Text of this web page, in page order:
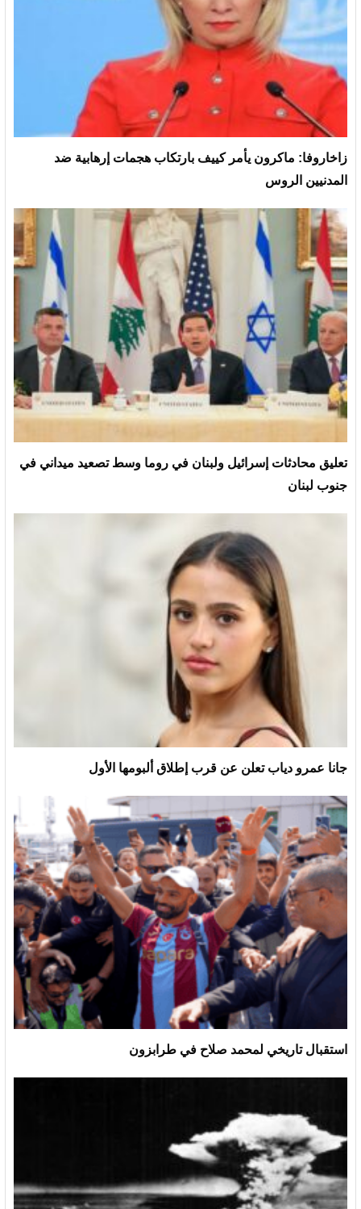
زاخاروفا: ماكرون يأمر كييف بارتكاب هجمات إرهابية ضد
المدنيين الروس
تعليق محادثات إسرائيل ولبنان في روما وسط تصعيد ميداني في
جنوب لبنان
جانا عمرو دياب تعلن عن قرب إطلاق ألبومها الأول
استقبال تاريخي لمحمد صلاح في طرابزون